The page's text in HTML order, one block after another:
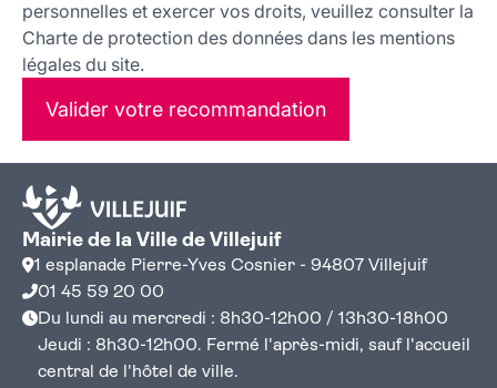
personnelles et exercer vos droits, veuillez consulter la
Charte de protection des données dans les mentions
légales du site.
Valider votre recommandation
Mairie de la Ville de Villejuif
1 esplanade Pierre-Yves Cosnier - 94807 Villejuif
01 45 59 20 00
Du lundi au mercredi : 8h30-12h00 / 13h30-18h00
Jeudi : 8h30-12h00. Fermé l'après-midi, sauf l'accueil
central de l'hôtel de ville.